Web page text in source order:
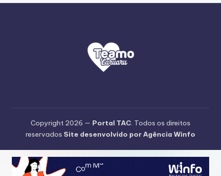
Copyright 2026 — Portal TAC. Todos os direitos
reservados Site desenvolvido por Agência Winfo